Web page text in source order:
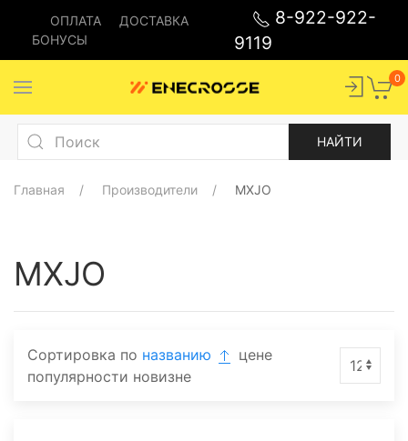
ОПЛАТА
ДОСТАВКА
БОНУСЫ
8-922-922-
9119
0
Главная Производители MXJO
MXJO
Сортировка по названию
цене
популярности новизне